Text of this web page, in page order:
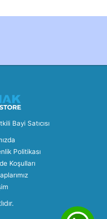
Bayi Satıcısı
Politikası
Koşulları